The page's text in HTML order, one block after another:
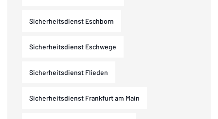
Sicherheitsdienst Eschborn
Sicherheitsdienst Eschwege
Sicherheitsdienst Flieden
Sicherheitsdienst Frankfurt am Main